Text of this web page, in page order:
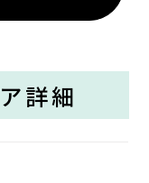
詳細